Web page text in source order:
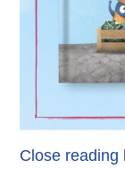
Close reading